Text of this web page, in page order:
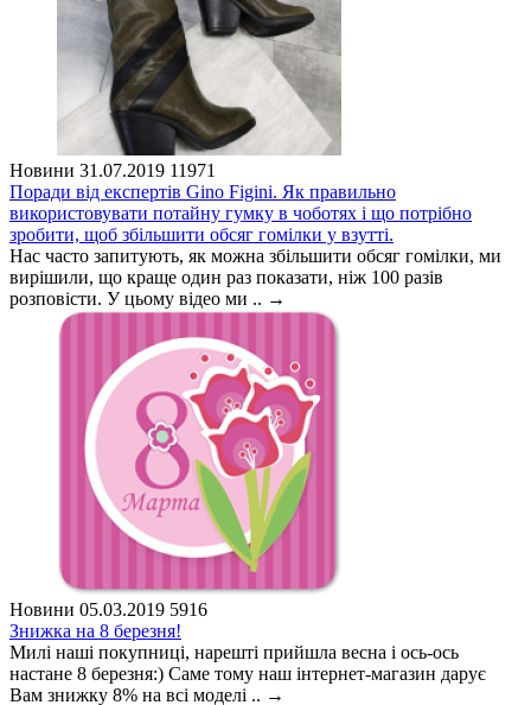
Новини 31.07.2019 11971
Поради від експертів Gino Figini. Як правильно
використовувати потайну гумку в чоботях і що потрібно
зробити, щоб збільшити обсяг гомілки у взутті.
Нас часто запитують, як можна збільшити обсяг гомілки, ми
вирішили, що краще один раз показати, ніж 100 разів
розповісти. У цьому відео ми .. →
Новини 05.03.2019 5916
Знижка на 8 березня!
Милі наші покупниці, нарешті прийшла весна і ось-ось
настане 8 березня:) Саме тому наш інтернет-магазин дарує
Вам знижку 8% на всі моделі .. →